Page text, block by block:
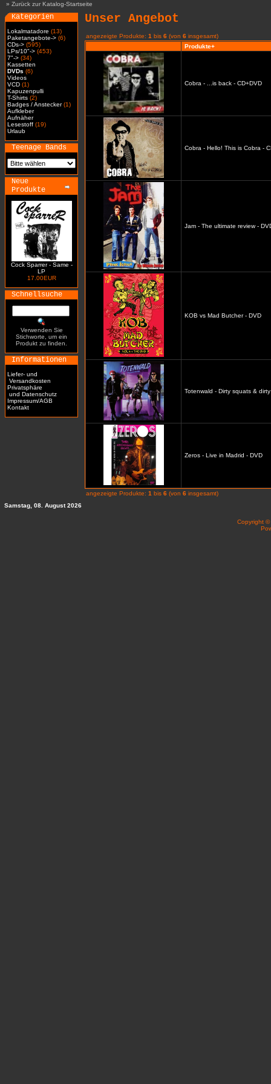
» Zurück zur Katalog-Startseite
Kategorien
Lokalmatadore (13)
Paketangebote-> (6)
CDs-> (595)
LPs/10"-> (453)
7"-> (34)
Kassetten
DVDs (6)
Videos
VCD (1)
Kapuzenpulli
T-Shirts (2)
Badges / Anstecker(1)
Aufkleber
Aufnäher
Lesestoff (19)
Urlaub
Teenage Bands
Neue
Produkte
Cock Sparrer - Same -
LP
17.00EUR
Schnellsuche
Verwenden Sie
Stichworte, um ein
Produkt zu finden.
Informationen
Liefer- und
Versandkosten
Privatsphäre
und Datenschutz
Impressum/AGB
Kontakt
Unser Angebot
angezeigte Produkte: 1 bis 6 (von 6 insgesamt)
Produkte+
Cobra - ...is back - CD+DVD
Cobra - Hello! This is Cobra -
Jam - The ultimate review -
KOB vs Mad Butcher - DVD
Totenwald - Dirty squats &
Zeros - Live in Madrid - DVD
angezeigte Produkte: 1 bis 6 (von 6 insgesamt)
Samstag, 08. August 2026
Copyright